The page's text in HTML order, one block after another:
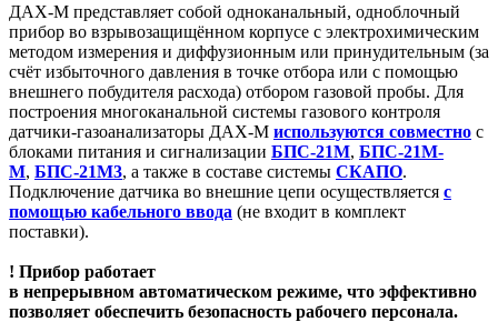
ДАХ-М представляет собой одноканальный, одноблочный
прибор во взрывозащищённом корпусе с электрохимическим
методом измерения и диффузионным или принудительным (за
счёт избыточного давления в точке отбора или с помощью
внешнего побудителя расхода) отбором газовой пробы. Для
построения многоканальной системы газового контроля
датчики-газоанализаторы ДАХ-М используются совместно с
блоками питания и сигнализации БПС-21М, БПС-21М-
М, БПС-21М3, а также в составе системы СКАПО.
Подключение датчика во внешние цепи осуществляется с
помощью кабельного ввода (не входит в комплект
поставки).
! Прибор работает
в непрерывном автоматическом режиме, что эффективно
позволяет обеспечить безопасность рабочего персонала.